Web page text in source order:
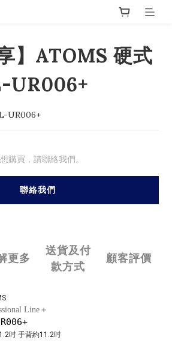
】ATOMS 硬式
UR006+
UR006+
購買，請聯絡我們。
聯絡我們
更多
送貨及付
款方式
顧客評價
Line＋
吋 手背約11.2吋